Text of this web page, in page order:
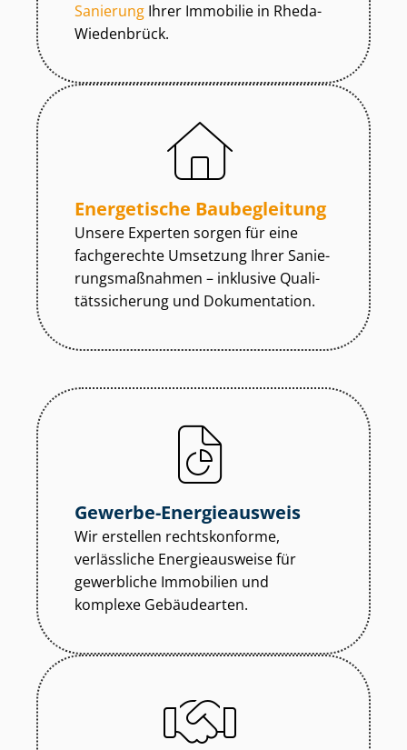
Sanierung Ihrer Immobilie in Rheda-
Wiedenbrück.
Energetische Baubegleitung
Unsere Experten sorgen für eine
fachgerechte Umsetzung Ihrer Sa­nie­
rungs­maß­nah­men – inklusive Qua­li­
täts­si­che­rung und Dokumentation.
Gewerbe-Energieausweis
Wir erstellen rechtskonforme,
verlässliche Energieausweise für
gewerbliche Immobilien und
komplexe Gebäudearten.